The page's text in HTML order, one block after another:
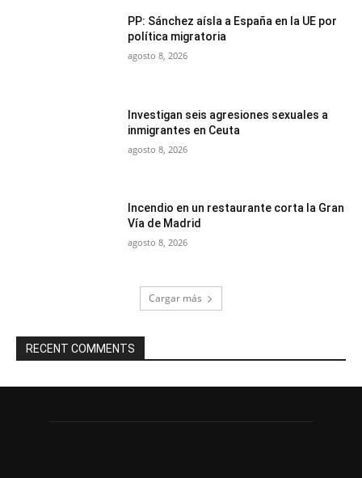
PP: Sánchez aísla a España en la UE por
política migratoria
agosto 8, 2026
Investigan seis agresiones sexuales a
inmigrantes en Ceuta
agosto 8, 2026
Incendio en un restaurante corta la Gran
Vía de Madrid
agosto 8, 2026
Cargar más
RECENT COMMENTS